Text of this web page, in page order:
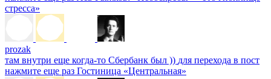
стресса»
prozak
там внутри еще когда-то Сбербанк был )) для перехода в пост
нажмите еще раз Гостиница «Центральная»